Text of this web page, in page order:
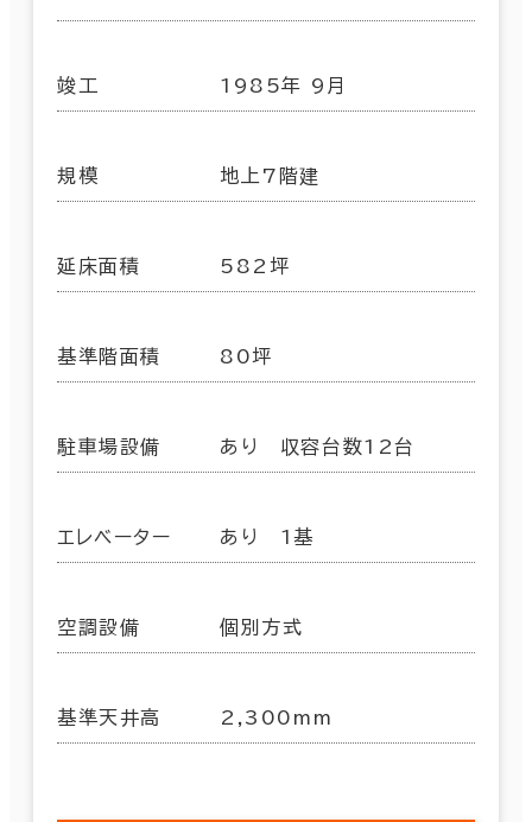
竣工 1985年 9月
規模 地上7階建
延床面積 582坪
基準階面積 80坪
駐車場設備 あり 収容台数12台
エレベーター あり 1基
空調設備 個別方式
基準天井高 2,300mm